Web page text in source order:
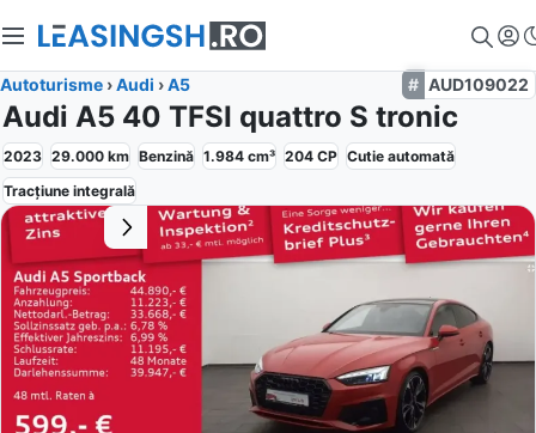
Autoturisme ›Audi ›A5 AUD109022
Audi A5 40 TFSI quattro S tronic
2023 29.000 km Benzină 1.984 cm³ 204 CP Cutie automată
Tracțiune integrală